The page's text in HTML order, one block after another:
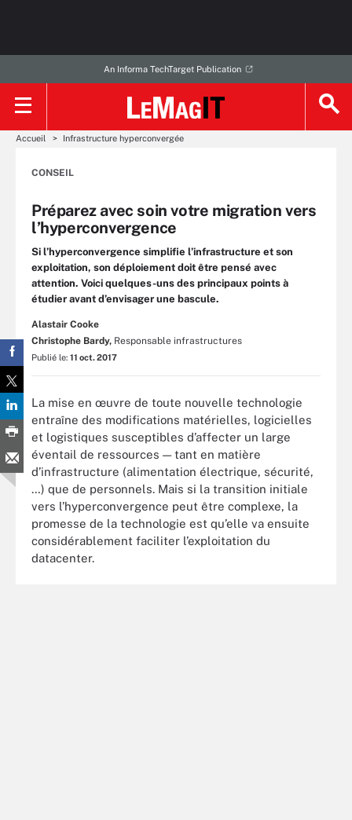
An Informa TechTarget Publication
Accueil Infrastructure hyperconvergée
CONSEIL
Préparez avec soin votre migration vers
l’hyperconvergence
Si l’hyperconvergence simplifie l’infrastructure et son
exploitation, son déploiement doit être pensé avec
attention. Voici quelques-uns des principaux points à
étudier avant d’envisager une bascule.
Alastair Cooke
Christophe Bardy, Responsable infrastructures
Publié le: 11 oct. 2017
La mise en œuvre de toute nouvelle technologie
entraîne des modifications matérielles, logicielles
et logistiques susceptibles d’affecter un large
éventail de ressources — tant en matière
d’infrastructure (alimentation électrique, sécurité,
…) que de personnels. Mais si la transition initiale
vers l’hyperconvergence peut être complexe, la
promesse de la technologie est qu’elle va ensuite
considérablement faciliter l’exploitation du
datacenter.